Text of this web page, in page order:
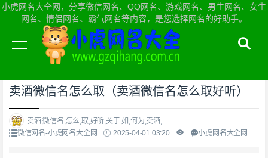
小虎网名大全网，分享微信网名、QQ网名、游戏网名、男生网名、女生
网名、情侣网名、霸气网名等内容，是您选择网名的好助手。
当前位置：小虎网名大全网首页>微信网名
卖酒微信名怎么取（卖酒微信名怎么取好听）
卖酒,微信名,怎么,取,好听,关于,如,何为,卖酒,
微信网名-小虎网名大全网
2025-04-01 03:20 小虎网名大全网